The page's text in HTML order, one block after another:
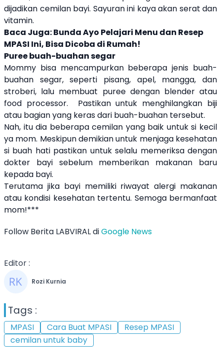
dijadikan cemilan bayi. Sayuran ini kaya akan serat dan
vitamin.
Baca Juga:Bunda Ayo Pelajari Menu dan Resep
MPASI Ini, Bisa Dicoba di Rumah!
Puree buah-buahan segar
Mommy bisa mencampurkan beberapa jenis buah-
buahan segar, seperti pisang, apel, mangga, dan
stroberi, lalu membuat puree dengan blender atau
food processor. Pastikan untuk menghilangkan biji
atau bagian yang keras dari buah-buahan tersebut.
Nah, itu dia beberapa cemilan yang baik untuk si kecil
ya mom. Meskipun demikian untuk menjaga kesehatan
si buah hati pastikan untuk selalu memeriksa dengan
dokter bayi sebelum memberikan makanan baru
kepada bayi.
Terutama jika bayi memiliki riwayat alergi makanan
atau kondisi kesehatan tertentu. Semoga bermanfaat
mom!***
Follow Berita LABVIRAL diGoogle News
Editor :
Rozi Kurnia
Tags :
MPASI Cara Buat MPASI
Resep MPASI
cemilan untuk baby